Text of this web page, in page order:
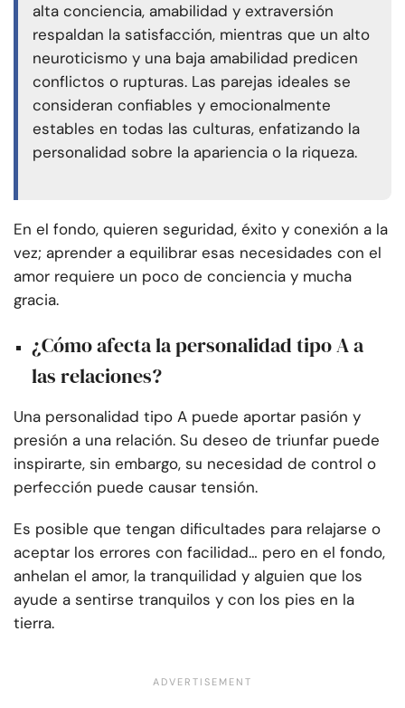
alta conciencia, amabilidad y extraversión
respaldan la satisfacción, mientras que un alto
neuroticismo y una baja amabilidad predicen
conflictos o rupturas. Las parejas ideales se
consideran confiables y emocionalmente
estables en todas las culturas, enfatizando la
personalidad sobre la apariencia o la riqueza.
En el fondo, quieren seguridad, éxito y conexión a la
vez; aprender a equilibrar esas necesidades con el
amor requiere un poco de conciencia y mucha
gracia.
¿Cómo afecta la personalidad tipo A a
las relaciones?
Una personalidad tipo A puede aportar pasión y
presión a una relación. Su deseo de triunfar puede
inspirarte, sin embargo, su necesidad de control o
perfección puede causar tensión.
Es posible que tengan dificultades para relajarse o
aceptar los errores con facilidad… pero en el fondo,
anhelan el amor, la tranquilidad y alguien que los
ayude a sentirse tranquilos y con los pies en la
tierra.